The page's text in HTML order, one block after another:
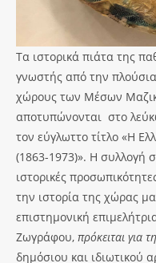
Τα ιστορικά πιάτα της
γνωστής από την
χώρους των Μέσων
αποτυπώνονται στο
τον εύγλωττο τίτλο «Η
(1863-1973)». Η συλλογή
ιστορικές
την ιστορία της χώρας
επιστημονική
Ζωγράφου, πρόκειται για
δημόσιου και ιδιωτικού